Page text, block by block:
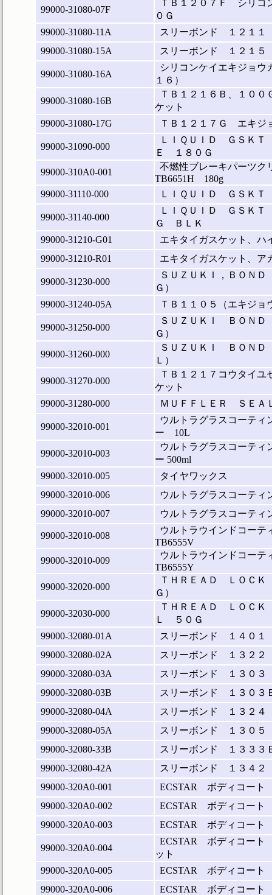
99000-31080-07F
ＴＢ１２０７Ｆ シリコ
０Ｇ
99000-31080-11A
スリーボンド １２１１
99000-31080-15A
スリーボンド １２１５
99000-31080-16A
シリコンケイエキジョウ
１６）
99000-31080-16B
ＴＢ１２１６Ｂ、１００
ケット
99000-31080-17G
ＴＢ１２１７Ｇ エキジ
99000-31090-000
ＬＩＱＵＩＤ ＧＳＫ
Ｅ １８０Ｇ
99000-310A0-001
不燃性ブレーキパーツ
TB6651H 180g
99000-31110-000
ＬＩＱＵＩＤ ＧＳＫ
99000-31140-000
ＬＩＱＵＩＤ ＧＳＫ
Ｇ ＢＬＫ
99000-31210-G01
エキタイガスケット、ハ
99000-31210-R01
エキタイガスケット、ア
99000-31230-000
ＳＵＺＵＫＩ，ＢＯＮ
Ｇ）
99000-31240-05A
ＴＢ１１０５（エキジョ
99000-31250-000
ＳＵＺＵＫＩ ＢＯＮＤ
Ｇ）
99000-31260-000
ＳＵＺＵＫＩ ＢＯＮＤ
Ｌ）
99000-31270-000
ＴＢ１２１７コウタイユ
ケット
99000-31280-000
ＭＵＦＦＬＥＲ ＳＥ
99000-32010-001
ウルトラグラスコーティ
ー 10L
99000-32010-003
ウルトラグラスコーティ
ー 500ml
99000-32010-005
タイヤワックス
99000-32010-006
ウルトラグラスコーティ
99000-32010-007
ウルトラグラスコーティ
99000-32010-008
ウルトラウインドコーテ
TB6555V
99000-32010-009
ウルトラウインドコーテ
TB6555Y
99000-32020-000
ＴＨＲＥＡＤ ＬＯＣ
Ｇ）
99000-32030-000
ＴＨＲＥＡＤ ＬＯＣ
Ｌ ５０Ｇ
99000-32080-01A
スリーボンド １４０１
99000-32080-02A
スリーボンド １３２
99000-32080-03A
スリーボンド １３０３
99000-32080-03B
スリーボンド １３０３
99000-32080-04A
スリーボンド １３２
99000-32080-05A
スリーボンド １３０
99000-32080-33B
スリーボンド １３３３
99000-32080-42A
スリーボンド １３４
99000-320A0-001
ECSTAR ボディコー
99000-320A0-002
ECSTAR ボディコー
99000-320A0-003
ECSTAR ボディコー
99000-320A0-004
ECSTAR ボディコー
ット
99000-320A0-005
ECSTAR ボディコー
99000-320A0-006
ECSTAR ボディコー